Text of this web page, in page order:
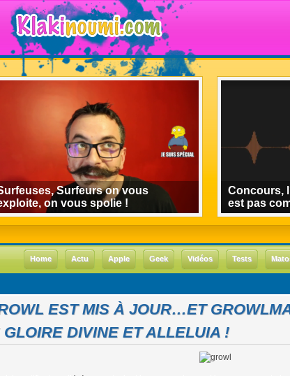
Surfeurs on vous
on vous spolie !
Concours,
est pas
Home Actu Apple Geek Vidéos Tests
EST MIS À JOUR…ET
GLOIRE DIVINE ET ALLELUIA !